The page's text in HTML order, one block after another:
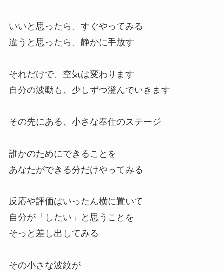
いいと思ったら、すぐやってみる
違うと思ったら、静かに手放す
それだけで、空気は変わります
自分の波動も、少しずつ澄んでいきます
その先にある、小さな奉仕のステージ
誰かのためにできることを
あなたができる分だけやってみる
反応や評価はいったん横に置いて
自分が「したい」と思うことを
そっと差し出してみる
その小さな波紋が